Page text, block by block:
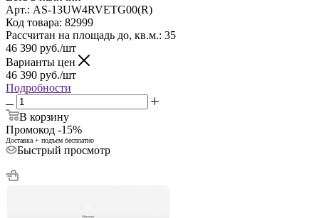
Арт.: AS-13UW4RVETG00(R)
Код товара: 82999
Рассчитан на площадь до, кв.м.: 35
46 390 руб./шт
Варианты цен
46 390 руб./шт
Подробности
В корзину
Промокод -15%
Доставка + подъем бесплатно
Быстрый просмотр